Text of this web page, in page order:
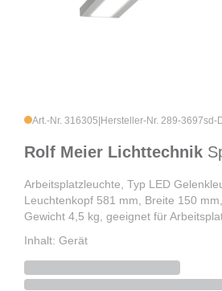
Art.-Nr. 316305 Hersteller-Nr. 289-3697sd-
Rolf Meier Lichttechnik
Arbeitsplatzleuchte, Typ LED
Leuchtenkopf 581 mm, Breite 150
Gewicht 4,5 kg, geeignet für
Inhalt: Gerät